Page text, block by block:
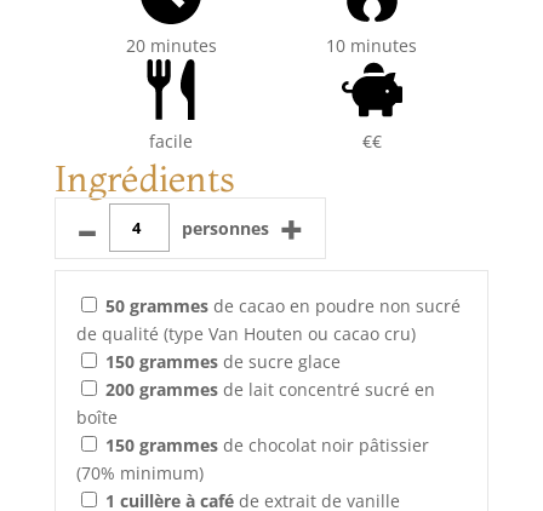
20 minutes 10 minutes
facile €€
Ingrédients
– personnes +
50 grammesde cacao en poudre non sucré
de qualité (type Van Houten ou cacao cru)
150 grammesde sucre glace
200 grammesde lait concentré sucré en
boîte
150 grammesde chocolat noir pâtissier
(70% minimum)
1 cuillère à caféde extrait de vanille